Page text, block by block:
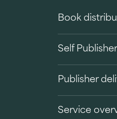
Book
Self
Publisher
Service